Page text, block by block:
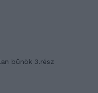
bűnök 3.rész